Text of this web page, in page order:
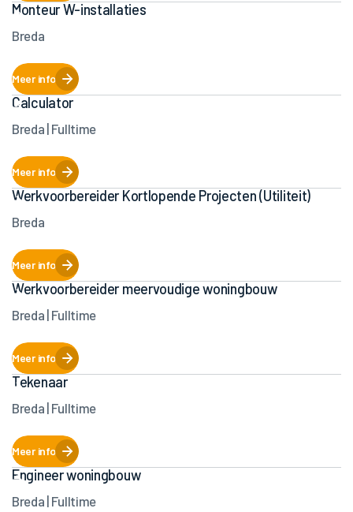
Monteur W-installaties
Breda
Meer info
Calculator
Breda | Fulltime
Meer info
Werkvoorbereider Kortlopende Projecten (Utiliteit)
Breda
Meer info
Werkvoorbereider meervoudige woningbouw
Breda | Fulltime
Meer info
Tekenaar
Breda | Fulltime
Meer info
Engineer woningbouw
Breda | Fulltime